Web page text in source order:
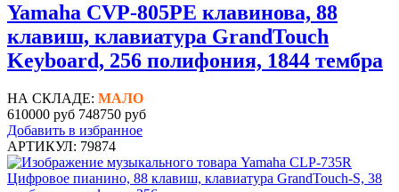
Yamaha CVP-805PE клавинова, 88
клавиш, клавиатура GrandTouch
Keyboard, 256 полифония, 1844 тембра
НА СКЛАДЕ: МАЛО
610000 руб 748750 руб
Добавить в избранное
АРТИКУЛ: 79874